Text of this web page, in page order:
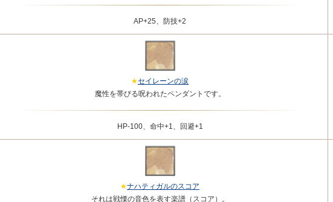
AP+25、防技+2
セイレーンの涙
魔性を帯びる呪われたペンダントです。
HP-100、命中+1、回避+1
ナハティガルのスコア
それは戦慄の音色を表す楽譜（スコア）。